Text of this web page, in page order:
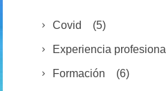
Covid (5)
Experiencia profesional
Formación (6)